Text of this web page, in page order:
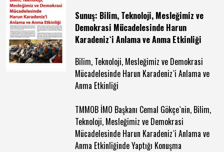
Sunuş: Bilim, Teknoloji, Mesleğimiz ve
Demokrasi Mücadelesinde Harun
Karadeniz`i Anlama ve Anma Etkinliği
Bilim, Teknoloji, Mesleğimiz ve Demokrasi
Mücadelesinde Harun Karadeniz`i Anlama ve
Anma Etkinliği
TMMOB İMO Başkanı Cemal Gökçe`nin, Bilim,
Teknoloji, Mesleğimiz ve Demokrasi
Mücadelesinde Harun Karadeniz`i Anlama ve
Anma Etkinliğinde Yaptığı Konuşma